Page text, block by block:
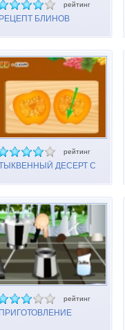
рейтинг
РЕЦЕПТ БЛИНОВ
рейтинг
ДЕСЕРТ С
рейтинг
ПРИГОТОВЛЕНИЕ